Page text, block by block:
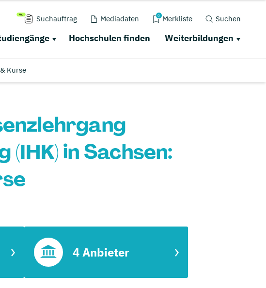
Suchauftrag Mediadaten 0 Merkliste Suchen
Hochschulen finden Weiterbildungen
Kurse
in Sachsen:
4 Anbieter